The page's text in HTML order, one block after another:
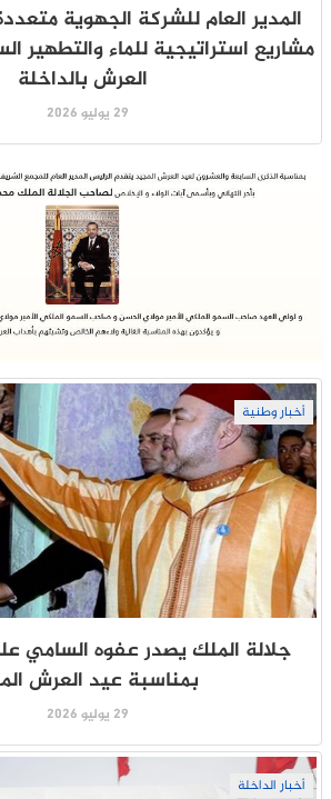
المدير العام للشركة الجهوية
مشاريع استراتيجية للماء والتطهير
العرش بالداخلة
29 يوليو 2026
أخبار وطنية
بمناسبة عيد العرش
29 يوليو 2026
أخبار الداخلة